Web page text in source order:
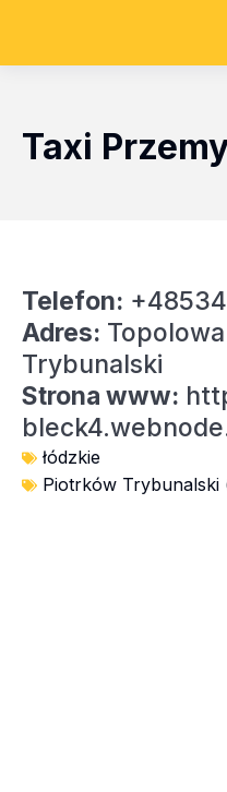
Taxi
Telefon:
Adres:
Trybunalski
Strona www:
łódzkie
Piotrków Trybunalski